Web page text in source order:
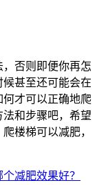
否则即便你再怎
甚至还可能会在
才可以正确地爬
和步骤吧，希望
楼梯可以减肥，